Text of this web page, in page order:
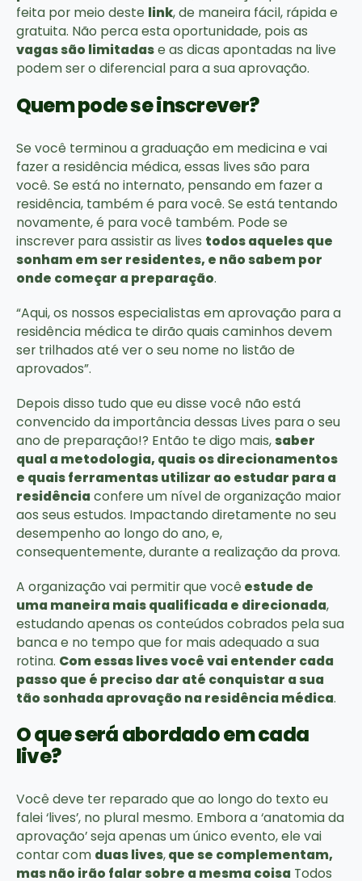
feita por meio deste link, de maneira fácil, rápida e
gratuita. Não perca esta oportunidade, pois as
vagas são limitadase as dicas apontadas na live
podem ser o diferencial para a sua aprovação.
Quem pode se inscrever?
Se você terminou a graduação em medicina e vai
fazer a residência médica, essas lives são para
você. Se está no internato, pensando em fazer a
residência, também é para você. Se está tentando
novamente, é para você também. Pode se
inscrever para assistir as lives todos aqueles que
sonham em ser residentes, e não sabem por
onde começar a preparação.
“Aqui, os nossos especialistas em aprovação para a
residência médica te dirão quais caminhos devem
ser trilhados até ver o seu nome no listão de
aprovados”.
Depois disso tudo que eu disse você não está
convencido da importância dessas Lives para o seu
ano de preparação!? Então te digo mais,saber
qual a metodologia, quais os direcionamentos
e quais ferramentas utilizar ao estudar para a
residênciaconfere um nível de organização maior
aos seus estudos. Impactando diretamente no seu
desempenho ao longo do ano, e,
consequentemente, durante a realização da prova.
A organização vai permitir que você estude de
uma maneira mais qualificada e direcionada,
estudando apenas os conteúdos cobrados pela sua
banca e no tempo que for mais adequado a sua
rotina. Com essas lives você vai entender cada
passo que é preciso dar até conquistar a sua
tão sonhada aprovação na residência médica.
O que será abordado em cada
live?
Você deve ter reparado que ao longo do texto eu
falei ‘lives’, no plural mesmo. Embora a ‘anatomia da
aprovação’ seja apenas um único evento, ele vai
contar com duas lives,que se complementam,
mas não irão falar sobre a mesma coisaTodos